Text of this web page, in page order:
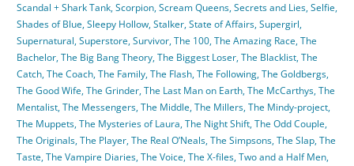
Scandal + Shark Tank,Scorpion,Scream Queens,Secrets and Lies,Selfie,
Shades of Blue,Sleepy Hollow,Stalker,State of Affairs,Supergirl,
Supernatural,Superstore,Survivor,The 100,The Amazing Race,The
Bachelor,The Big Bang Theory,The Biggest Loser,The Blacklist,The
Catch,The Coach,The Family,The Flash,The Following,The Goldbergs,
The Good Wife,The Grinder,The Last Man on Earth,The McCarthys,The
Mentalist,The Messengers,The Middle,The Millers,The Mindy-project,
The Muppets,The Mysteries of Laura,The Night Shift,The Odd Couple,
The Originals,The Player,The Real O’Neals,The Simpsons,The Slap,The
Taste,The Vampire Diaries,The Voice,The X-files,Two and a Half Men,